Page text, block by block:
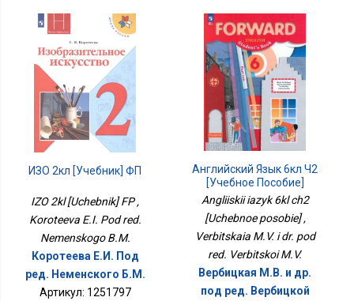
ИЗО 2кл [Учебник] ФП
IZO 2kl [Uchebnik] FP ,
Koroteeva E.I. Pod red.
Nemenskogo B.M.
Коротеева Е.И. Под
ред. Неменского Б.М.
Артикул: 1251797
Английский Язык 6кл Ч2
[Учебное Пособие]
Angliiskii iazyk 6kl ch2
[Uchebnoe posobie] ,
Verbitskaia M.V. i dr. pod
red. Verbitskoi M.V.
Вербицкая М.В. и др.
под ред. Вербицкой